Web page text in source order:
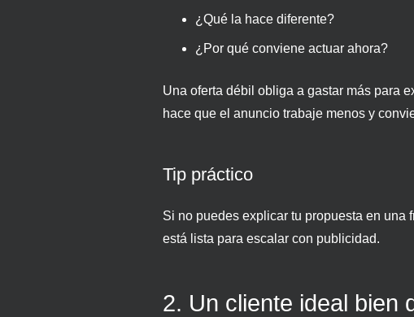
¿Qué la hace diferente?
¿Por qué conviene actuar ahora?
Una oferta débil obliga a gastar más para
hace que el anuncio trabaje menos y
Tip práctico
Si no puedes explicar tu propuesta en una
está lista para escalar con publicidad.
2. Un cliente ideal bien